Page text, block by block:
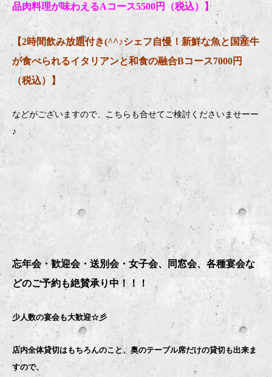
品肉料理が味わえるAコース5500円（税込）】
【2時間飲み放題付き(^^♪シェフ自慢！新鮮な魚と国産牛
が食べられるイタリアンと和食の融合Bコース7000円
（税込）】
などがございますので、こちらも合せてご検討くださいませーー
♪
忘年会・歓迎会・送別会・女子会、同窓会、各種宴会な
どのご予約も絶賛承り中！！！
少人数の宴会も大歓迎☆彡
店内全体貸切はもちろんのこと、奥のテーブル席だけの貸切も出来ま
すので、